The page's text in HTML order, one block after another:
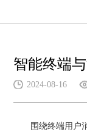
智能终端
2024-08-16
围绕终端用户